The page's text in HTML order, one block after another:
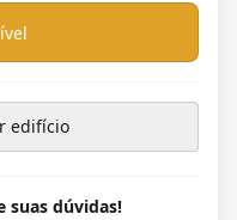
edifício
suas dúvidas!